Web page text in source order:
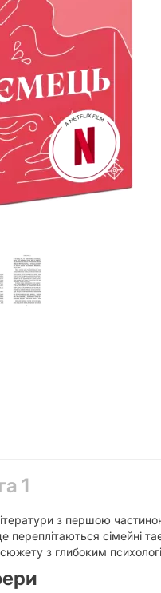
1
з першою
переплітаються сімейні
з глибоким